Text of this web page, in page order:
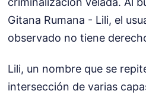
Gitana Rumana - Lili, el
observado no tiene
Lili, un nombre que se
intersección de varias